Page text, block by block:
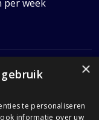
per week
×
te personaliseren
informatie over uw